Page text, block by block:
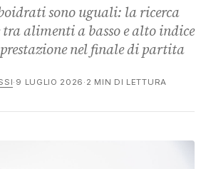
sono uguali: la ricerca
alimenti a basso e alto indice
nel finale di partita
· 9 LUGLIO 2026 · 2 MIN DI LETTURA